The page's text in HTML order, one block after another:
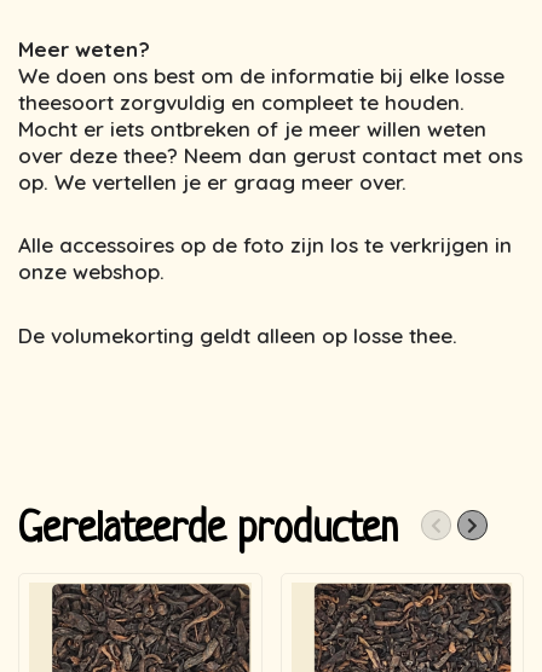
Meer weten?
We doen ons best om de informatie bij elke losse
theesoort zorgvuldig en compleet te houden.
Mocht er iets ontbreken of je meer willen weten
over deze thee? Neem dan gerust contact met ons
op. We vertellen je er graag meer over.
Alle accessoires op de foto zijn los te verkrijgen in
onze webshop.
De volumekorting geldt alleen op losse thee.
Gerelateerde producten